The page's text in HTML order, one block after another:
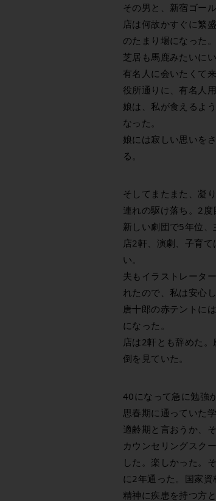
その男と、新宿ゴー
店は何故かすぐに繁
のたまり場になった
芝居も馬鹿みたいに
有名人に会いたくて
役所通りに、有名人
娘は、私が食えるよ
なった。
娘には寂しい思いを
る。
そしてまたまた、凝
連れの駆け落ち。2度
新しい劇団で5年位、
店2軒、演劇、子育
い。
夫もイラストレータ
れたので、私は安心
唐十郎の赤テントに
になった。
店は2軒とも辞めた
倒を見ていた。
40になって急に勉強
思春期に通っていた
適齢期と言おうか、
カウンセリングスク
した。楽しかった。
に2年通った。国家資
精神に疾患を持つ方